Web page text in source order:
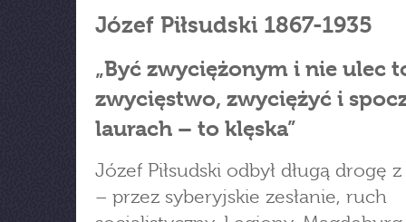
Józef Piłsudski 1867-1935
„Być zwyciężonym i nie ulec
zwycięstwo, zwyciężyć i
laurach – to klęska”
Józef Piłsudski odbył długą drogę
– przez syberyjskie zesłanie, ruch